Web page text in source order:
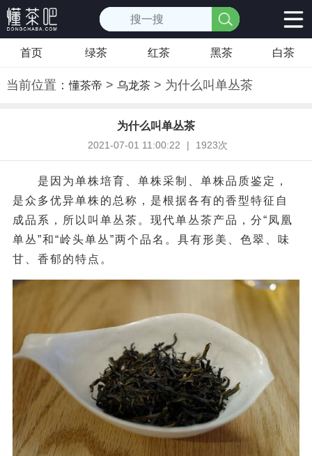
首页 绿茶 红茶 黑茶 白茶
当前位置：懂茶帝 > 乌龙茶> 为什么叫单丛茶
为什么叫单丛茶
2021-07-01 11:00:22 | 1923次
是因为单株培育、单株采制、单株品质鉴定，
是众多优异单株的总称，是根据各有的香型特征自
成品系，所以叫单丛茶。现代单丛茶产品，分“凤凰
单丛”和“岭头单丛”两个品名。具有形美、色翠、味
甘、香郁的特点。